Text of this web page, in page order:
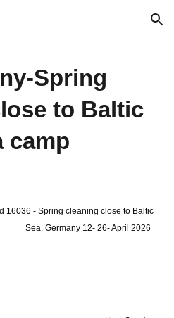
Skip to navigation
Spring
to Baltic
camp
16036 - Spring cleaning close to Baltic
Sea, Germany 12- 26- April 2026